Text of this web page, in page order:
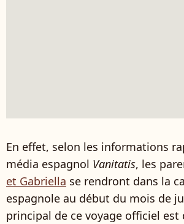
En effet, selon les informations
média espagnol Vanitatis, les
et Gabriella se rendront dans la
espagnole au début du mois de
principal de ce voyage officiel est